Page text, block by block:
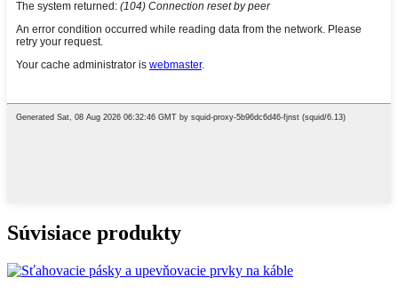
Súvisiace produkty